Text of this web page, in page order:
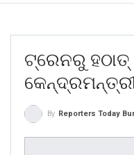
ଟ୍ରେନରୁ
By Reporters Today